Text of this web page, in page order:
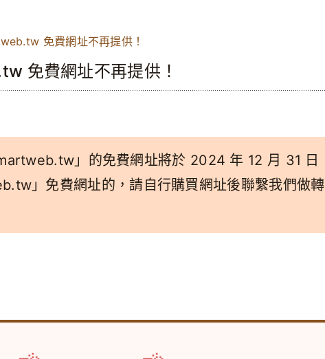
免費網址不再提供！
免費網址不再提供！
」的免費網址將於 2024 年 12 月 31 日
」免費網址的，請自行購買網址後聯繫我們做轉